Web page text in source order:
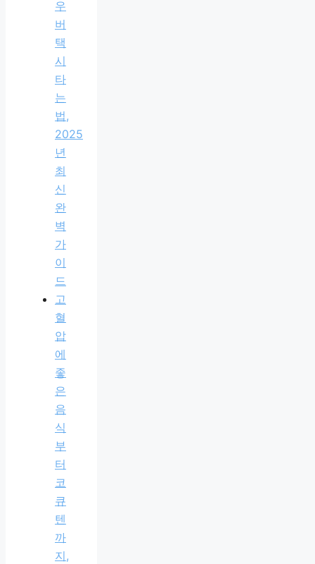
우
버
택
시
타
는
법,
2025
년
최
신
완
벽
가
이
드
고
혈
압
에
좋
은
음
식
부
터
코
큐
텐
까
지,